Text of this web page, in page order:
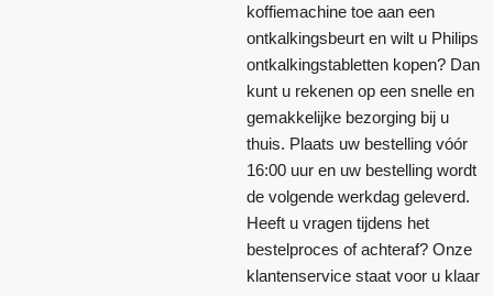
koffiemachine toe aan een
ontkalkingsbeurt en wilt u Philips
ontkalkingstabletten kopen? Dan
kunt u rekenen op een snelle en
gemakkelijke bezorging bij u
thuis. Plaats uw bestelling vóór
16:00 uur en uw bestelling wordt
de volgende werkdag geleverd.
Heeft u vragen tijdens het
bestelproces of achteraf? Onze
klantenservice staat voor u klaar